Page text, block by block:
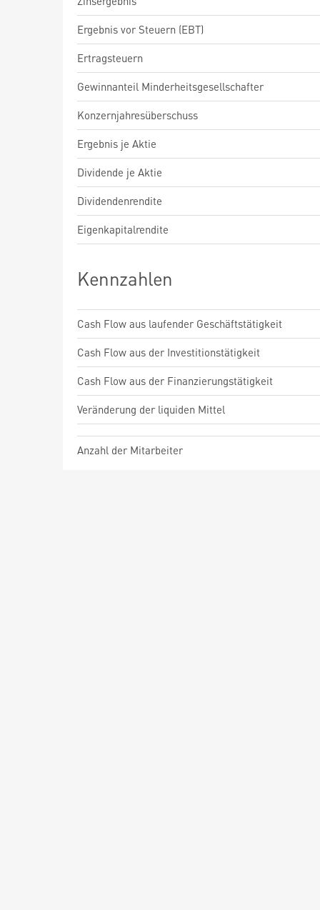
Ergebnis vor Steuern (EBT)
Ertragsteuern
Gewinnanteil Minderheitsgesellschafter
Konzernjahresüberschuss
Ergebnis je Aktie
Dividende je Aktie
Dividendenrendite
Eigenkapitalrendite
Kennzahlen
Cash Flow aus laufender Geschäftstätigkeit
Cash Flow aus der Investitionstätigkeit
Cash Flow aus der Finanzierungstätigkeit
Veränderung der liquiden Mittel
Anzahl der Mitarbeiter